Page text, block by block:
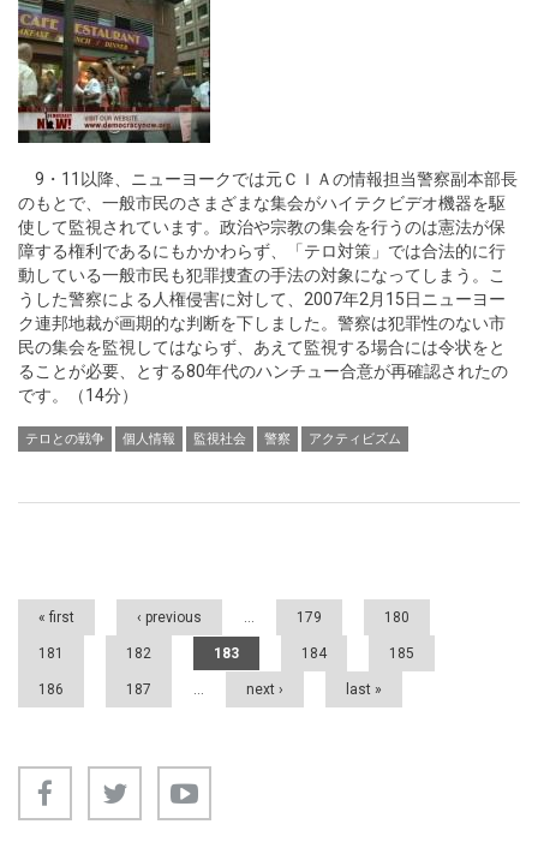
9・11以降、ニューヨークでは元ＣＩＡの情報担当警察副本部長
のもとで、一般市民のさまざまな集会がハイテクビデオ機器を駆
使して監視されています。政治や宗教の集会を行うのは憲法が保
障する権利であるにもかかわらず、「テロ対策」では合法的に行
動している一般市民も犯罪捜査の手法の対象になってしまう。こ
うした警察による人権侵害に対して、2007年2月15日ニューヨー
ク連邦地裁が画期的な判断を下しました。警察は犯罪性のない市
民の集会を監視してはならず、あえて監視する場合には令状をと
ることが必要、とする80年代のハンチュー合意が再確認されたの
です。（14分）
テロとの戦争 個人情報 監視社会 警察 アクティビズム
Pages
« first ‹ previous … 179 180
181 182 183 184 185
186 187 … next › last »